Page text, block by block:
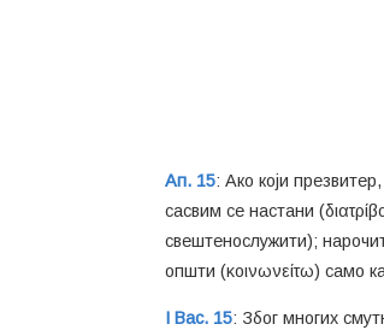
Ап. 15: Ако који
сасвим се настани
свештенослужити);
општи (κοινωνείτω) само
I Вас. 15: Због многих